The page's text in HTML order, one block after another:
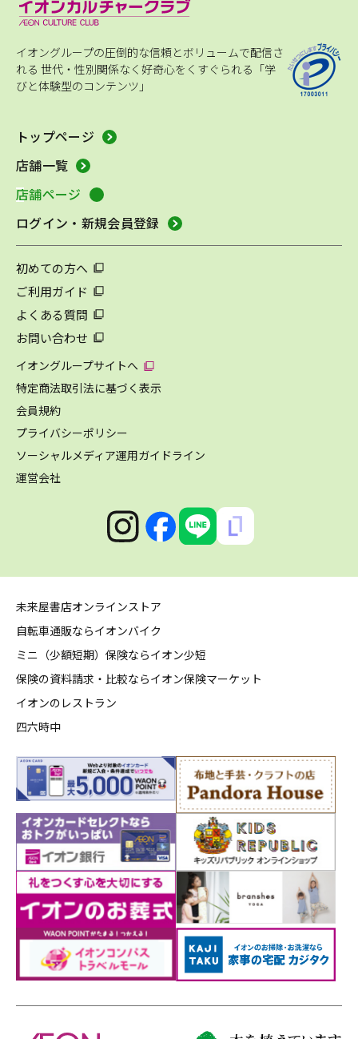
イオングループの圧倒的な信頼とボリュームで配信さ
れる 世代・性別関係なく好奇心をくすぐられる「学
びと体験型のコンテンツ」
トップページ
店舗一覧
店舗ページ
ログイン・新規会員登録
初めての方へ
ご利用ガイド
よくある質問
お問い合わせ
イオングループサイトへ
特定商法取引法に基づく表示
会員規約
プライバシーポリシー
ソーシャルメディア運用ガイドライン
運営会社
未来屋書店オンラインストア
自転車通販ならイオンバイク
ミニ（少額短期）保険ならイオン少短
保険の資料請求・比較ならイオン保険マーケット
イオンのレストラン
四六時中